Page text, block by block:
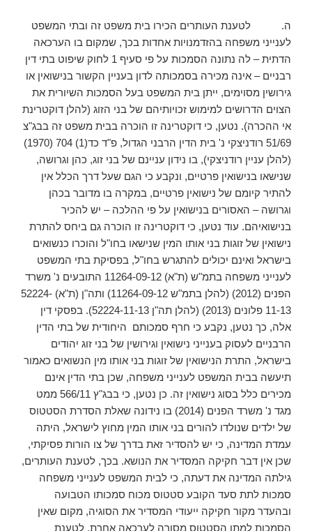
ה. לטענת העותרים הכירו בית משפט זה ובתי המשפט
לענייני משפחה בהזדמנויות אחדות בכך, שמקום בו הערכאה
הדתית – לה נתונה הסמכות על פי סעיף 1 לחוק שיפוט בתי דין
רבניים – אינה מכירה בסמכותה לדון בעניין הקשור בנישואין או
גירושין מסוימים, ייתן בית המשפט בעל הסמכות השיורית את
הצוים הדרושים למימוש זכויותיהם של בני הזוג (להלן דוקטרינת
אי ההכרה). נטען, כי דוקטרינה זו הוכרה בבית משפט זה בבג"צ
51/69 רודניצקי נ' בית הדין הרבני הגדול, פ"ד כד(1) 704 (1970)
(להלן עניין רודניצקי), בו נידון עניינם של בני זוג, כהן וגרושה,
שנישאו בנישואין פרטיים, ונקבע כי הגם שעל דרך הכלל אין
להתיר קיומם של נישואין פרטיים, במקרה בו מדובר בכהן
וגרושה – האסורים בנישואין על פי ההלכה – יש להכיר
בנישואיהם. עוד נטען, כי דוקטרינה זו הוכרה גם ביחס להתרת
נישואין של זוגות בני אותו המין שנישאו בחו"ל והוכרו כנשואים
בישראל ואינם יכולים להתגרש בחו"ל, בפסיקת בתי המשפט
לענייני משפחה בתמ"ש (ת"א) 11264-09-12 התובעים נ' משרד
הפנים (2012) (להלן בתמ"ש 11264-09-12) ותה"ן (ת"א) 52224-
11-13 פלונים (2013) (להלן תה"ן 52224-11-13). בפסקי דין
אלה, כך נטען, נקבע כי חרף סמכותם היחודית של בתי הדין
הרבניים לעסוק בענייני נישואין וגירושין של בני זוג יהודים
בישראל, התרת הנישואין של זוגות בני אותו מין הנשואים כאמור
תיעשה בבית המשפט לענייני משפחה, שכן בתי הדין אינם
מכירים כלל בסוג נישואין זה. כן נטען, כי בבג"ץ 566/11 ממט
מגד נ' משרד הפנים (2014) בו נידונה שאלת הסדרת הסטטוס
של ילדים שנולדו להורים בני אותו המין מחוץ לישראל, היתה
עמדת המדינה, כי יש להסדיר זאת בדרך של צו הורות פסיקתי,
שכן אין דבר חקיקה המסדיר את הנושא. בכך, לטענת העותרים,
גילתה המדינה את דעתה, כי לבית המשפט לענייני משפחה
סמכות לתת סעד הקובע סטטוס מכוח סמכותו הטבועה
ובהעדר מקור חקיקה ייעודי המסדיר את הסוגיה, מקום שאין
הסמכות למתן הסטטוס מסורה לערכאה אחרת. לטענת